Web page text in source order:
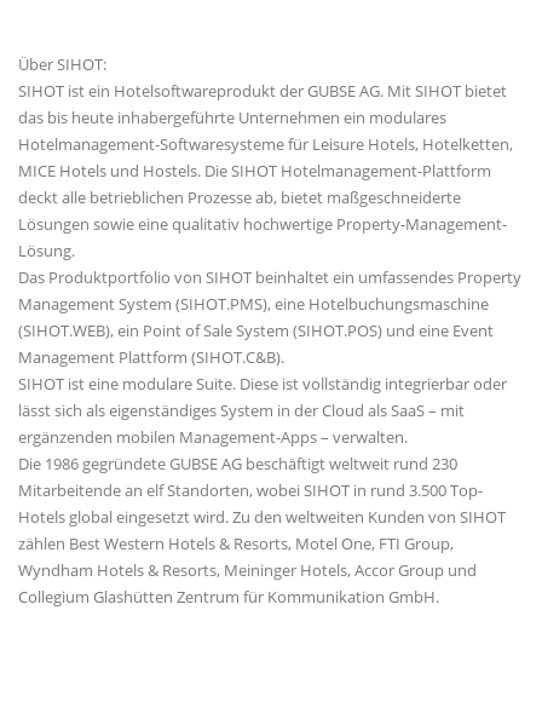
Über SIHOT:
SIHOT ist ein Hotelsoftwareprodukt der GUBSE AG. Mit SIHOT bietet
das bis heute inhabergeführte Unternehmen ein modulares
Hotelmanagement-Softwaresysteme für Leisure Hotels, Hotelketten,
MICE Hotels und Hostels. Die SIHOT Hotelmanagement-Plattform
deckt alle betrieblichen Prozesse ab, bietet maßgeschneiderte
Lösungen sowie eine qualitativ hochwertige Property-Management-
Lösung.
Das Produktportfolio von SIHOT beinhaltet ein umfassendes Property
Management System (SIHOT.PMS), eine Hotelbuchungsmaschine
(SIHOT.WEB), ein Point of Sale System (SIHOT.POS) und eine Event
Management Plattform (SIHOT.C&B).
SIHOT ist eine modulare Suite. Diese ist vollständig integrierbar oder
lässt sich als eigenständiges System in der Cloud als SaaS – mit
ergänzenden mobilen Management-Apps – verwalten.
Die 1986 gegründete GUBSE AG beschäftigt weltweit rund 230
Mitarbeitende an elf Standorten, wobei SIHOT in rund 3.500 Top-
Hotels global eingesetzt wird. Zu den weltweiten Kunden von SIHOT
zählen Best Western Hotels & Resorts, Motel One, FTI Group,
Wyndham Hotels & Resorts, Meininger Hotels, Accor Group und
Collegium Glashütten Zentrum für Kommunikation GmbH.